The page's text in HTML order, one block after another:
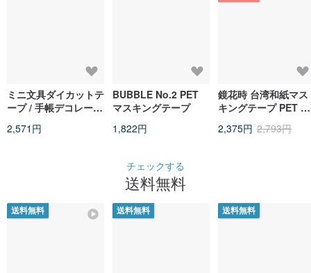
ミニ文具ダイカットテ
ープ / 手帳デコレーシ
ラージュ素材ロール
2,571円
BUBBLE No.2 PET
マスキングテープ
1,822円
鏡花時 台湾和紙マス
キングテープ PET シ
5m 巻
2,375円 2,793円
チェックする
送料無料
送料無料 送料無料 送料無料